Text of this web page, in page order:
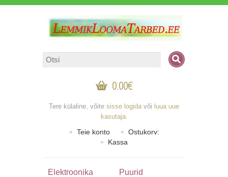
0.00€
Tere külaline, võite sisse logidavõi luua uue
kasutaja.
Teie konto
Ostukorv:
Kassa
Elektroonika
Puurid